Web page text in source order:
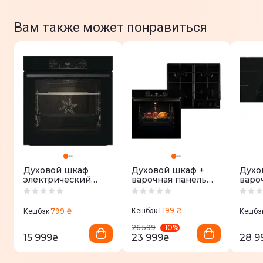
Вам также может понравиться
Духовой шкаф
электрический
GORENJE
Кешбэк799 ₴
15 999₴
Духовой шкаф +
варочная панель
газовая Gorenje
GTW641EB
Кешбэк1 199 ₴
26 599
-10%
23 999₴ 28